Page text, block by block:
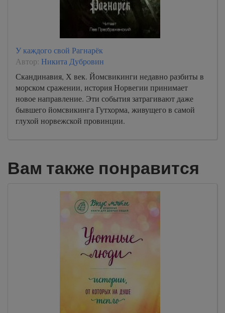
У каждого свой Рагнарёк
Автор: Никита Дубровин
Скандинавия, Х век. Йомсвикинги недавно разбиты в
морском сражении, история Норвегии принимает
новое направление. Эти события затрагивают даже
бывшего йомсвикинга Гутхорма, живущего в самой
глухой норвежской провинции.
Вам также понравится